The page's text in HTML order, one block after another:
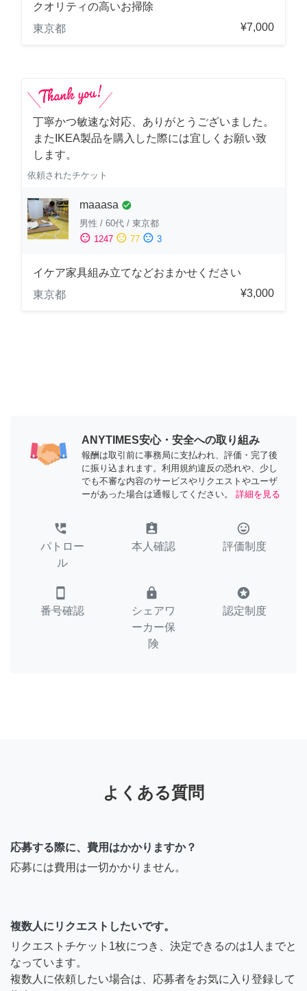
クオリティの高いお掃除
東京都
¥7,000
丁寧かつ敏速な対応、ありがとうございました。
またIKEA製品を購入した際には宜しくお願い致
します。
依頼されたチケット
maaasa check_circle
男性 / 60代 / 東京都
sentiment_satisfied 1247 sentiment_neutral 77 sentiment_dissatisfied 3
イケア家具組み立てなどおまかせください
東京都
¥3,000
ANYTIMES安心・安全への取り組み
報酬は取引前に事務局に支払われ、評価・完了後
に振り込まれます。利用規約違反の恐れや、少し
でも不審な内容のサービスやリクエストやユーザ
ーがあった場合は通報してください。
詳細を見る
perm_phone_msg
パトロー
ル
assignment_ind
本人確認
tag_faces
評価制度
smartphone
番号確認
lock
シェアワ
ーカー保
険
stars
認定制度
よくある質問
応募する際に、費用はかかりますか？
応募には費用は一切かかりません。
複数人にリクエストしたいです。
リクエストチケット1枚につき、決定できるのは1人までと
なっています。
複数人に依頼したい場合は、応募者をお気に入り登録して